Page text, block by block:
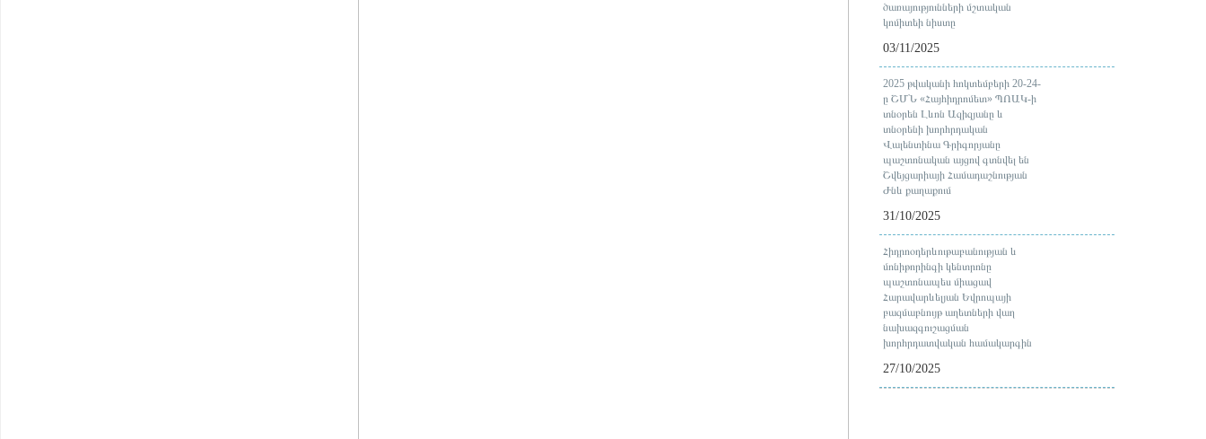
ծառայությունների մշտական
կոմիտեի նիստը
03/11/2025
2025 թվականի հոկտեմբերի 20-24-
ը ՇՄՆ «Հայհիդրոմետ» ՊՈԱԿ-ի
տնօրեն Լևոն Ազիզյանը և
տնօրենի խորհրդական
Վալենտինա Գրիգորյանը
պաշտոնական այցով գտնվել են
Շվեյցարիայի Համադաշնության
Ժնև քաղաքում
31/10/2025
Հիդրոօդերևութաբանության և
մոնիթորինգի կենտրոնը
պաշտոնապես միացավ
Հարավարևելյան Եվրոպայի
բազմաբնույթ աղետների վաղ
նախազգուշացման
խորհրդատվական համակարգին
27/10/2025